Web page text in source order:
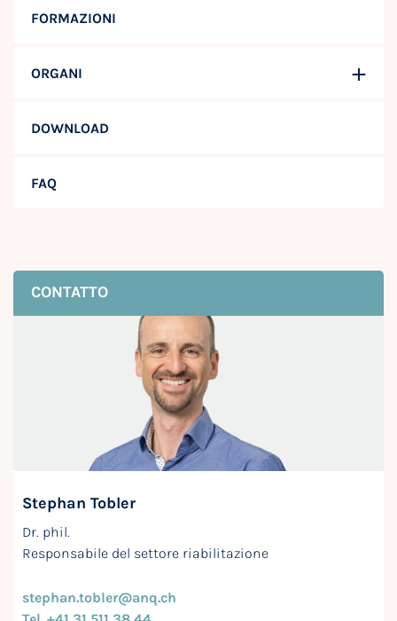
FORMAZIONI
ORGANI
DOWNLOAD
FAQ
CONTATTO
Stephan Tobler
Dr. phil.
Responsabile del settore riabilitazione
stephan.tobler@anq.ch